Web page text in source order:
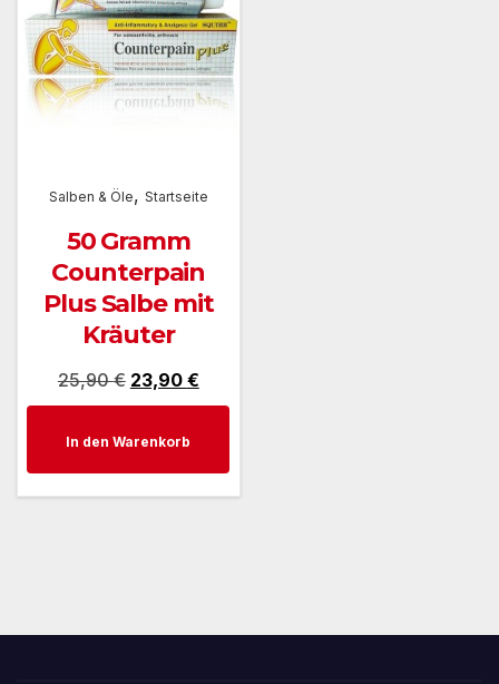
Salben & Öle, Startseite
50 Gramm
Counterpain
Plus Salbe mit
Kräuter
25,90€ Ursprünglicher
Preis
war:
25,90 €
23,90 €Aktueller
Preis
23,90 €.
In den Warenkorb